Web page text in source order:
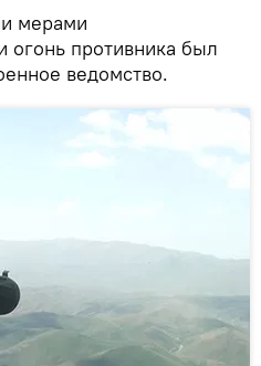
мерами
противника был
ведомство.